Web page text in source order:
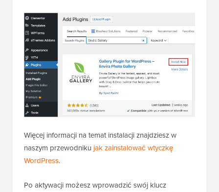
Więcej informacji na temat instalacji znajdziesz w
naszym przewodniku jak zainstalować wtyczkę
WordPress.
Po aktywacji możesz wprowadzić swój klucz